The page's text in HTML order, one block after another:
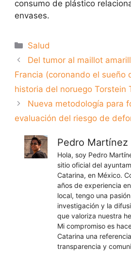
consumo de plástico
envases.
Categorías
Salud
Del tumor al maillot
Francia (coronando el sueño
historia del noruego Torstein
Nueva metodología para
evaluación del riesgo de
Pedro Martínez
Hola, soy Pedro
sitio oficial del
Catarina, en México.
años de experiencia
local, tengo una
investigación y la
que valoriza nuestra
Mi compromiso es
Catarina una
transparencia y